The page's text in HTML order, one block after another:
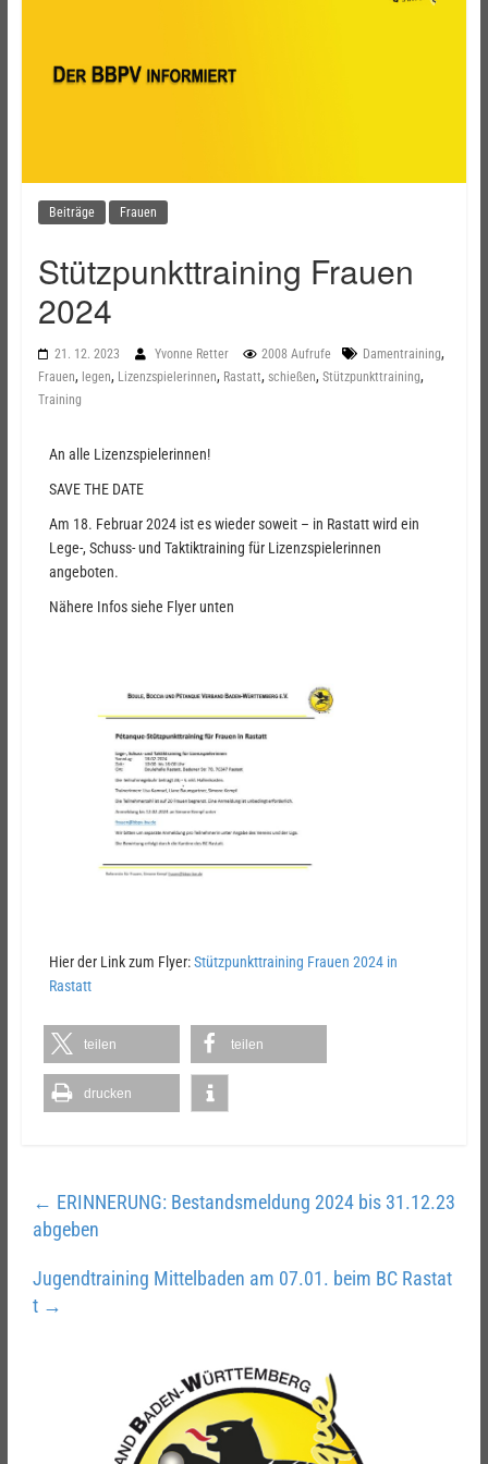
Beiträge Frauen
Stützpunkttraining Frauen
2024
21. 12. 2023 Yvonne Retter 2008 Aufrufe Damentraining,
Frauen, legen, Lizenzspielerinnen, Rastatt, schießen, Stützpunkttraining,
Training
An alle Lizenzspielerinnen!
SAVE THE DATE
Am 18. Februar 2024 ist es wieder soweit – in Rastatt wird ein
Lege-, Schuss- und Taktiktraining für Lizenzspielerinnen
angeboten.
Nähere Infos siehe Flyer unten
Hier der Link zum Flyer:Stützpunkttraining Frauen 2024 in
Rastatt
teilen teilen
drucken
← ERINNERUNG: Bestandsmeldung 2024 bis 31.12.23
abgeben
Jugendtraining Mittelbaden am 07.01. beim BC Rastat
t →